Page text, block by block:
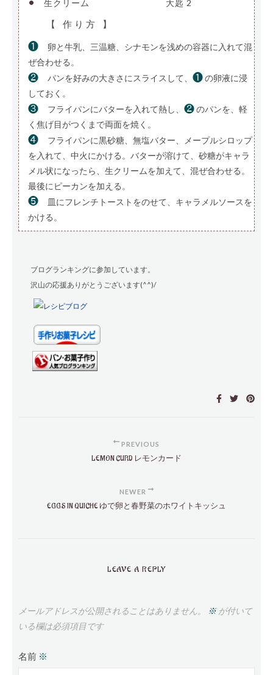
生クリーム 大匙 2
【 作り方 】
❶
卵と牛乳、三温糖、シナモンを浅めの容器に入れて混
ぜ合わせる。
❷ パンを好みの大きさにスライスして、 ❶の卵液に浸
しておく。
❸ フライパンにバターを入れて熱し、 ❷のパンを、軽
く焦げ目がつくまで両面を焼く。
❹
フライパンに黒砂糖、無塩バター、メープルシロップ
を入れて、中火にかける。バターが溶けて、砂糖がキャラ
メル状になったら、生クリームを加えて、混ぜ合わせる。
最後にピーカンを加える。
❺
皿にフレンチトーストをのせて、キャラメルソースを
かける。
ブログランキングに参加しています。
沢山の応援ありがとうございます(^^)/
PREVIOUS
LEMON CURD レモンカード
NEWER
EGGS IN QUICHE ゆで卵と春野菜のホワイトキッシュ
LEAVE A REPLY
メールアドレスが公開されることはありません。 ※が付いて
いる欄は必須項目です
名前 ※